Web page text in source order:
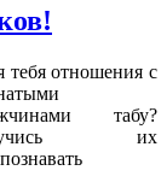
тебя отношения с
табу?
их